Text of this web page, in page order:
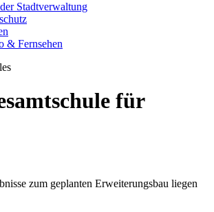
Stadtverwaltung
& Fernsehen
für
zum geplanten Erweiterungsbau liegen